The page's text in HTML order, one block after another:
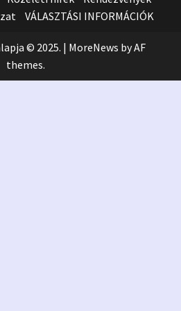
VÁLASZTÁSI INFORMÁCIÓK
© 2025. | MoreNews by AF
themes.